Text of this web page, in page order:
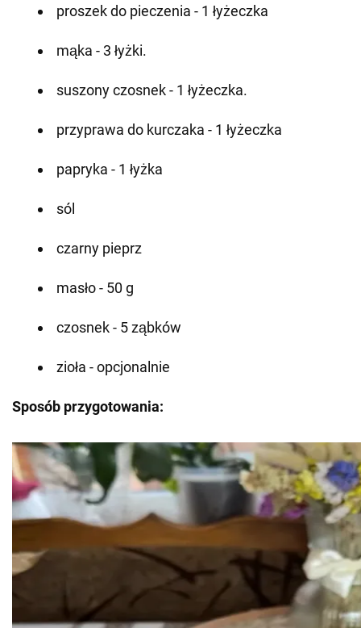
proszek do pieczenia - 1 łyżeczka
mąka - 3 łyżki.
suszony czosnek - 1 łyżeczka.
przyprawa do kurczaka - 1 łyżeczka
papryka - 1 łyżka
sól
czarny pieprz
masło - 50 g
czosnek - 5 ząbków
zioła - opcjonalnie
Sposób przygotowania: